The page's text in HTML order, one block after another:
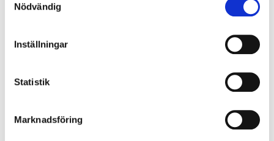
Nödvändig
Inställningar
Statistik
Marknadsföring
data/information. Vad skulle ni definiera som er Master
Data, dvs information som är värdeskapande för
Har ni någon bra struktur kring hur ni lagrar er data?